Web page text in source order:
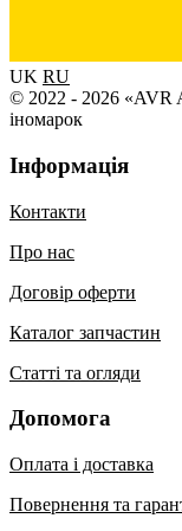
UK RU
© 2022 - 2026 «AVR
іномарок
Інформація
Контакти
Про нас
Договір оферти
Каталог запчастин
Статті та огляди
Допомога
Оплата і доставка
Повернення та